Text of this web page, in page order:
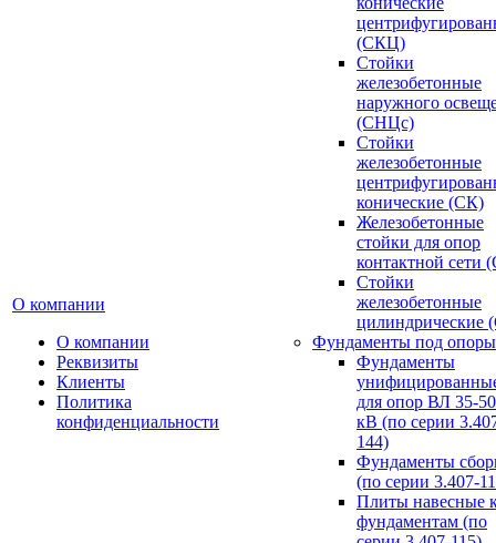
О компании
О компании
Реквизиты
Клиенты
Политика
конфиденциальности
(СКЦ)
Стойки
железобетонные
наружного
(СНЦс)
Стойки
железобетонные
конические (СК)
Железобетонные
стойки для опор
контактной сети
Стойки
железобетонные
цилиндрические
Фундаменты под опоры
Фундаменты
для опор ВЛ 35-
кВ (по серии
144)
Фундаменты
(по серии 3.407-
Плиты навесные
фундаментам (по